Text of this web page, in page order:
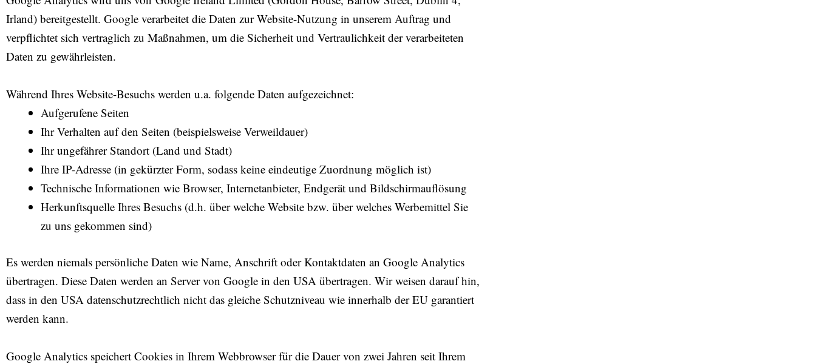
Irland) bereitgestellt. Google verarbeitet die Daten zur Website-Nutzung in unserem Auftrag und
verpflichtet sich vertraglich zu Maßnahmen, um die Sicherheit und Vertraulichkeit der verarbeiteten
Daten zu gewährleisten.
Während Ihres Website-Besuchs werden u.a. folgende Daten aufgezeichnet:
Aufgerufene Seiten
Ihr Verhalten auf den Seiten (beispielsweise Verweildauer)
Ihr ungefährer Standort (Land und Stadt)
Ihre IP-Adresse (in gekürzter Form, sodass keine eindeutige Zuordnung möglich ist)
Technische Informationen wie Browser, Internetanbieter, Endgerät und Bildschirmauflösung
Herkunftsquelle Ihres Besuchs (d.h. über welche Website bzw. über welches Werbemittel Sie
zu uns gekommen sind)
Es werden niemals persönliche Daten wie Name, Anschrift oder Kontaktdaten an Google Analytics
übertragen. Diese Daten werden an Server von Google in den USA übertragen. Wir weisen darauf hin,
dass in den USA datenschutzrechtlich nicht das gleiche Schutzniveau wie innerhalb der EU garantiert
werden kann.
Google Analytics speichert Cookies in Ihrem Webbrowser für die Dauer von zwei Jahren seit Ihrem